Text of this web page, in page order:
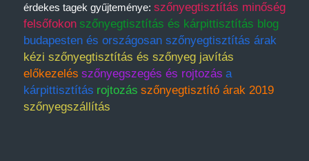
érdekes tagek gyűjteménye: szőnyegtisztítás minőség
felsőfokon szőnyegtisztítás és kárpittisztítás blog
budapesten és országosan szőnyegtisztítás árak
kézi szőnyegtisztítás és szőnyeg javítás
előkezelés szőnyegszegés és rojtozás a
kárpittisztítás rojtozás szőnyegtisztító árak 2019
szőnyegszállítás